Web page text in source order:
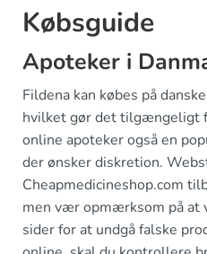
Købsguide
Apoteker i
Fildena kan købes på
hvilket gør det tilgængeligt
online apoteker også en
der ønsker diskretion.
Cheapmedicineshop.com
men vær opmærksom på at
sider for at undgå falske